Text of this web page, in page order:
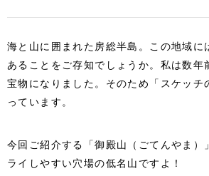
海と山に囲まれた房総半島。この地域
あることをご存知でしょうか。私は数
宝物になりました。そのため「スケッ
っています。
今回ご紹介する「御殿山（ごてんやま
ライしやすい穴場の低名山ですよ！